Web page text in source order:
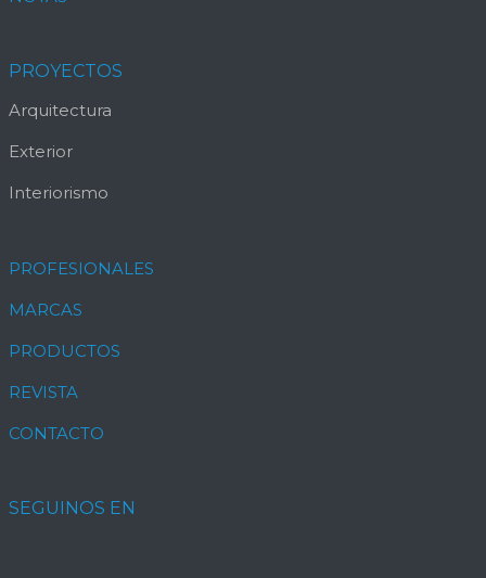
PROYECTOS
Arquitectura
Exterior
Interiorismo
PROFESIONALES
MARCAS
PRODUCTOS
REVISTA
CONTACTO
SEGUINOS EN